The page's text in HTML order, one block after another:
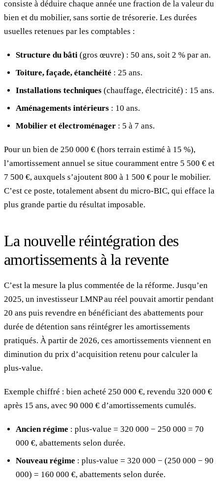
consiste à déduire chaque année une fraction de la valeur du
bien et du mobilier, sans sortie de trésorerie. Les durées
usuelles retenues par les comptables :
Structure du bâti (gros œuvre) : 50 ans, soit 2 % par an.
Toiture, façade, étanchéité : 25 ans.
Installations techniques (chauffage, électricité) : 15 ans.
Aménagements intérieurs : 10 ans.
Mobilier et électroménager : 5 à 7 ans.
Pour un bien de 250 000 € (hors terrain estimé à 15 %),
l’amortissement annuel se situe couramment entre 5 500 € et
7 500 €, auxquels s’ajoutent 800 à 1 500 € pour le mobilier.
C’est ce poste, totalement absent du micro-BIC, qui efface la
plus grande partie du résultat imposable.
La nouvelle réintégration des
amortissements à la revente
C’est la mesure la plus commentée de la réforme. Jusqu’en
2025, un investisseur LMNP au réel pouvait amortir pendant
20 ans puis revendre en bénéficiant des abattements pour
durée de détention sans réintégrer les amortissements
pratiqués. À partir de 2026, ces amortissements viennent en
diminution du prix d’acquisition retenu pour calculer la
plus-value.
Exemple chiffré : bien acheté 250 000 €, revendu 320 000 €
après 15 ans, avec 90 000 € d’amortissements cumulés.
Ancien régime : plus-value = 320 000 − 250 000 = 70
000 €, abattements selon durée.
Nouveau régime : plus-value = 320 000 − (250 000 − 90
000) = 160 000 €, abattements selon durée.